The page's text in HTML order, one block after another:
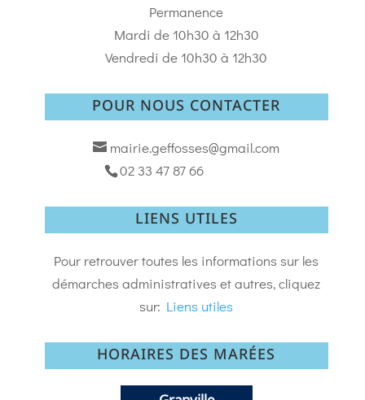
Permanence
Mardi de 10h30 à 12h30
Vendredi de 10h30 à 12h30
POUR NOUS CONTACTER
mairie.geffosses@gmail.com
02 33 47 87 66
LIENS UTILES
Pour retrouver toutes les informations sur les
démarches administratives et autres, cliquez
sur: Liens utiles
HORAIRES DES MARÉES